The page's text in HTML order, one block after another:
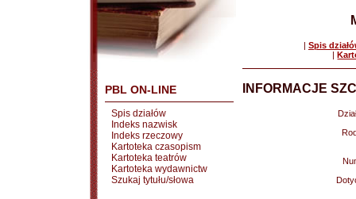
PBL ON-LINE
Spis działów
Indeks nazwisk
Indeks rzeczowy
Kartoteka czasopism
Kartoteka teatrów
Kartoteka wydawnictw
Szukaj tytułu/słowa
| Spis
|
INFORMACJE